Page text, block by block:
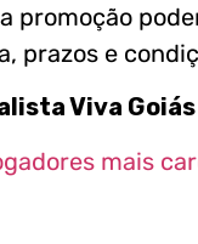
promoção
prazos e
Viva Goiás
mais